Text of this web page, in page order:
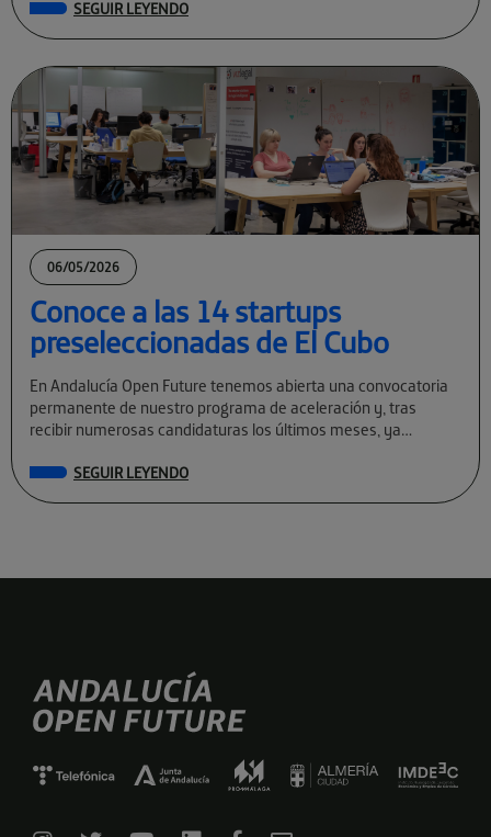
SEGUIR LEYENDO
06/05/2026
Conoce a las 14 startups
preseleccionadas de El Cubo
En Andalucía Open Future tenemos abierta una convocatoria
permanente de nuestro programa de aceleración y, tras
recibir numerosas candidaturas los últimos meses, ya
SEGUIR LEYENDO